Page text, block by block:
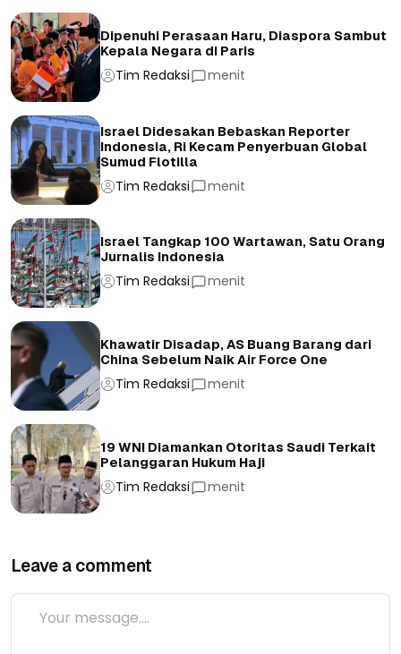
Dipenuhi Perasaan Haru, Diaspora Sambut
Kepala Negara di Paris
Tim Redaksi menit
Israel Didesakan Bebaskan Reporter
Indonesia, Ri Kecam Penyerbuan Global
Sumud Flotilla
Tim Redaksi menit
Israel Tangkap 100 Wartawan, Satu Orang
Jurnalis Indonesia
Tim Redaksi menit
Khawatir Disadap, AS Buang Barang dari
China Sebelum Naik Air Force One
Tim Redaksi menit
19 WNI Diamankan Otoritas Saudi Terkait
Pelanggaran Hukum Haji
Tim Redaksi menit
Leave a comment